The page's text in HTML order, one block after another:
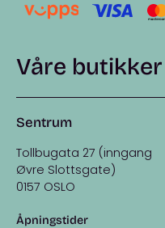
Våre butikker
Sentrum
Tollbugata 27 (inngang
Øvre Slottsgate)
0157 OSLO
Åpningstider